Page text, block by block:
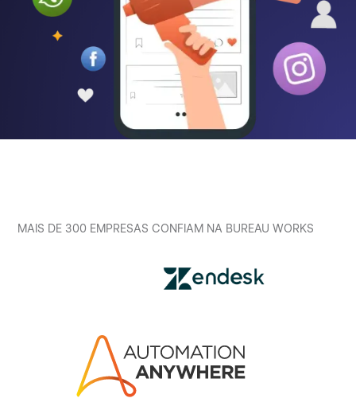
MAIS DE 300 EMPRESAS CONFIAM NA BUREAU WORKS